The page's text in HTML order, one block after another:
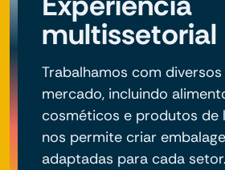
multissetorial
Trabalhamos com
mercado, incluindo
cosméticos e produtos de
nos permite criar
adaptadas para cada setor.